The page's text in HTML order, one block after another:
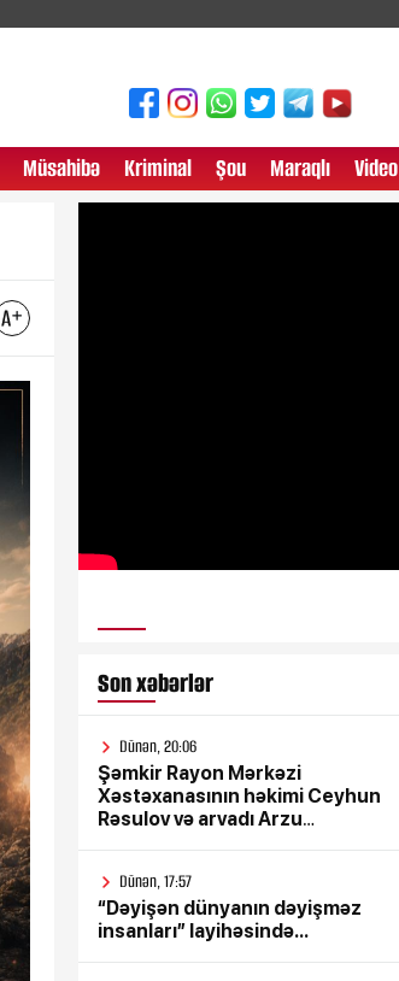
Müsahibə Kriminal Şou Maraqlı Video
Son xəbərlər
Dünən, 20:06
Şəmkir Rayon Mərkəzi
Xəstəxanasının həkimi Ceyhun
Rəsulov və arvadı Arzu
ölümü ilə bağlı Şəmkir rayon
prokrurluğunda araşdırma
aparılır
Dünən, 17:57
“Dəyişən dünyanın dəyişməz
insanları” layihəsində...